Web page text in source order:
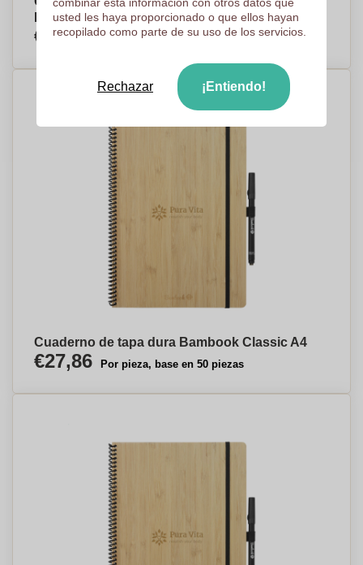
Fuente de Piedra
€10,20 Por pieza, base en 100 piezas
Cuaderno de tapa dura Bambook Classic A4
€27,86 Por pieza, base en 50 piezas
usted les haya proporcionado o que ellos hayan
recopilado como parte de su uso de los servicios.
Rechazar ¡Entiendo!